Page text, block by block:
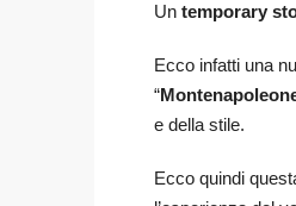
Un temporary
Ecco infatti una
“
e della stile.
Ecco quindi